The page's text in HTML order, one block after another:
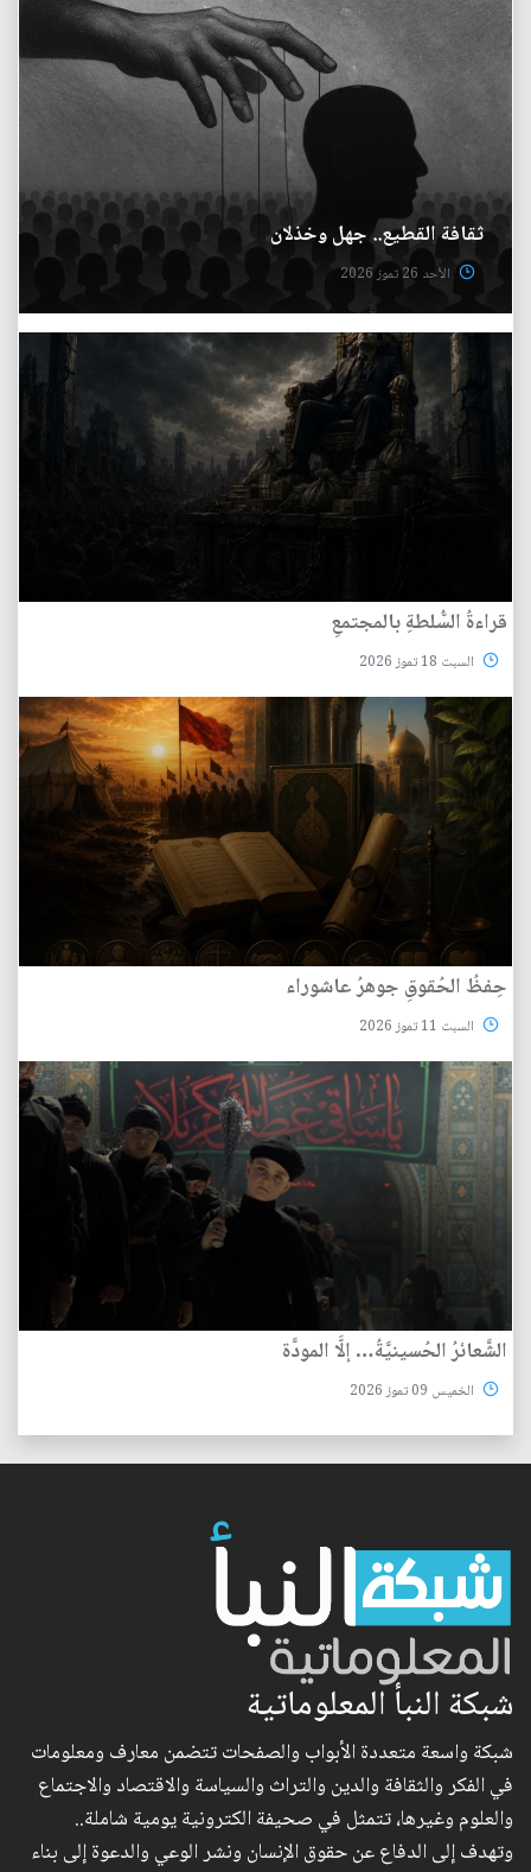
ثقافة القطيع.. جهل وخذلان
الأحد 26 تموز 2026
قراءةُ السُّلطةِ بالمجتمعِ
السبت 18 تموز 2026
حِفظُ الحُقوقِ جوهرُ عاشوراء
السبت 11 تموز 2026
الشَّعائرُ الحُسينيَّةُ… إلَّا المودَّة
الخميس 09 تموز 2026
شبكة النبأ المعلوماتية
شبكة واسعة متعددة الأبواب والصفحات تتضمن معارف ومعلومات
في الفكر والثقافة والدين والتراث والسياسة والاقتصاد والاجتماع
والعلوم وغيرها، تتمثل في صحيفة الكترونية يومية شاملة..
وتهدف إلى الدفاع عن حقوق الإنسان ونشر الوعي والدعوة إلى بناء